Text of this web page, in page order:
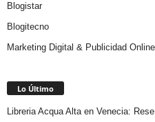
Blogistar
Blogitecno
Marketing Digital & Publicidad Online
Lo Último
Libreria Acqua Alta en Venecia: